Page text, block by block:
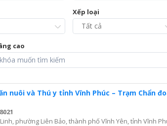
Xếp loại
cao
nuôi và Thú y tỉnh Vĩnh Phúc – Trạm Chẩn
phường Liên Bảo, thành phố Vĩnh Yên, tỉnh Vĩnh